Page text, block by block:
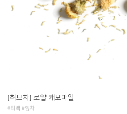
[허브차] 로얄 캐모마일
#티백 #잎차